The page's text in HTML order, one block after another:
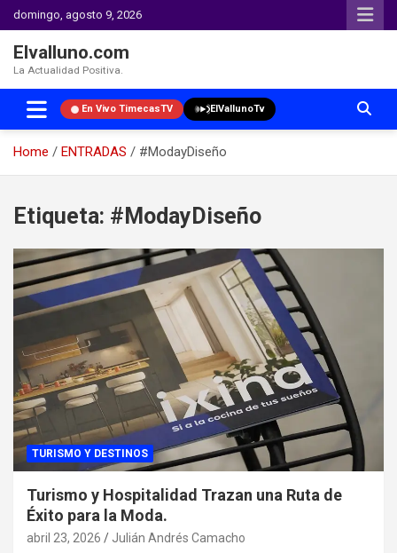
domingo, agosto 9, 2026
Elvalluno.com
La Actualidad Positiva.
En Vivo TimecasTV ElVallunoTv
Home ENTRADAS
#ModayDiseño
content
Etiqueta: #ModayDiseño
TURISMO Y DESTINOS
Turismo y Hospitalidad Trazan una Ruta de
Éxito para la Moda.
abril 23, 2026 Julián Andrés Camacho